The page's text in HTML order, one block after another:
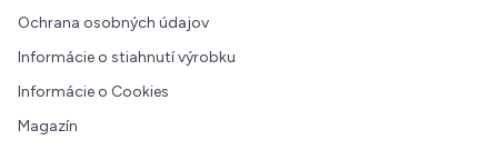
Ochrana osobných údajov
Informácie o stiahnutí výrobku
Informácie o Cookies
Magazín